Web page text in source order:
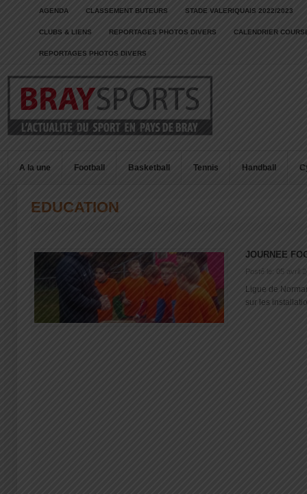
AGENDA CLASSEMENT BUTEURS STADE VALERIQUAIS 2022/2023
CLUBS & LIENS REPORTAGES PHOTOS DIVERS CALENDRIER
REPORTAGES PHOTOS DIVERS
A la une Football Basketball Tennis Handball
EDUCATION
JOURNEE
Posté le: 05 avril
Ligue de
sur les